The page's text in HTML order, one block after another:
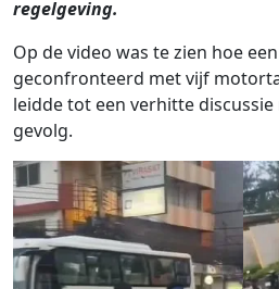
regelgeving.
Op de video was te zien hoe
geconfronteerd met vijf
leidde tot een verhitte
gevolg.